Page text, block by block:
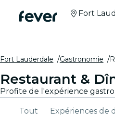
Fort
Fort Lauderdale Gastronomie
Restaurant &
Tout Expériences de